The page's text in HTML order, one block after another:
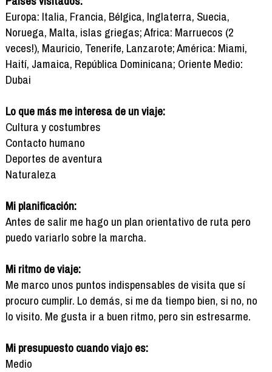
Europa: Italia, Francia, Bélgica, Inglaterra, Suecia,
Noruega, Malta, islas griegas; Africa: Marruecos (2
veces!), Mauricio, Tenerife, Lanzarote; América: Miami,
Haití, Jamaica, República Dominicana; Oriente Medio:
Dubai
Lo que más me interesa de un viaje:
Cultura y costumbres
Contacto humano
Deportes de aventura
Naturaleza
Mi planificación:
Antes de salir me hago un plan orientativo de ruta pero
puedo variarlo sobre la marcha.
Mi ritmo de viaje:
Me marco unos puntos indispensables de visita que sí
procuro cumplir. Lo demás, si me da tiempo bien, si no, no
lo visito. Me gusta ir a buen ritmo, pero sin estresarme.
Mi presupuesto cuando viajo es:
Medio